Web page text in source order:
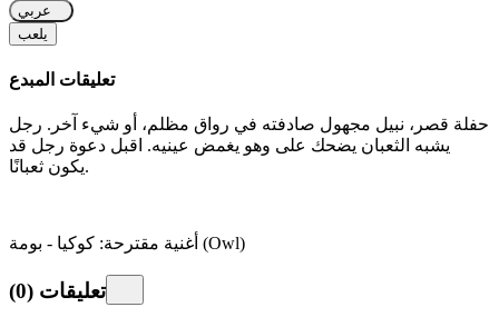
عربي
يلعب
تعليقات المبدع
حفلة قصر، نبيل مجهول صادفته في رواق مظلم، أو شيء آخر. رجل
يشبه الثعبان يضحك على وهو يغمض عينيه. اقبل دعوة رجل قد
يكون ثعبانًا.
أغنية مقترحة: كوكيا - بومة (Owl)
تعليقات (
0
)